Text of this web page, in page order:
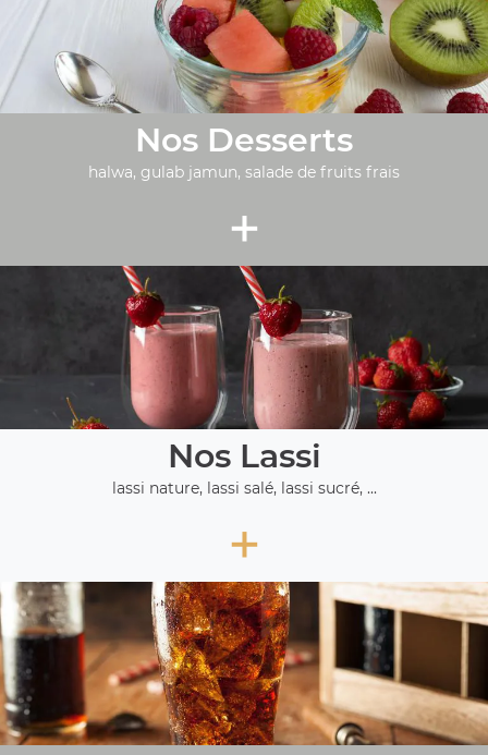
Nos Desserts
halwa, gulab jamun, salade de fruits frais
+
Nos Lassi
lassi nature, lassi salé, lassi sucré, ...
+